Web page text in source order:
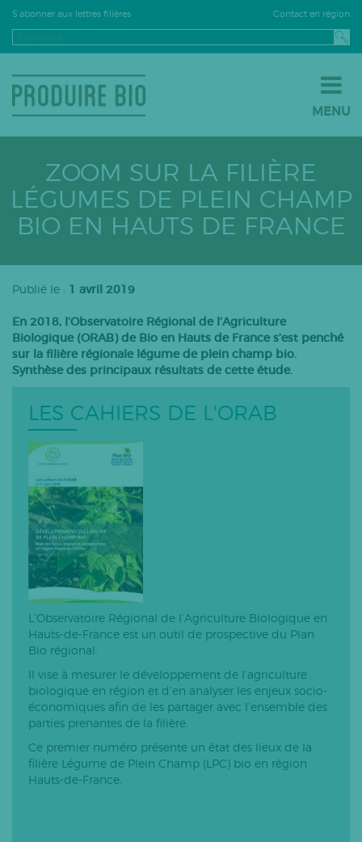
S’abonner aux lettres filières Contact en région
MENU
JE VENDS EN BIO
LE BIO PAR FILIÈRE
Grandes cultures
PPAM
Semences
Caprins
ZOOM SUR LA FILIÈRE
LÉGUMES DE PLEIN CHAMP
BIO EN HAUTS DE FRANCE
Publié le : 1 avril 2019
En 2018, l’Observatoire Régional de l’Agriculture
Biologique (ORAB) de Bio en Hauts de France s’est penché
sur la filière régionale légume de plein champ bio.
Synthèse des principaux résultats de cette étude.
LES CAHIERS DE L'ORAB
L’Observatoire Régional de l’Agriculture Biologique en
Hauts-de-France est un outil de prospective du Plan
Bio régional.
Il vise à mesurer le développement de l’agriculture
biologique en région et d’en analyser les enjeux socio-
économiques afin de les partager avec l’ensemble des
parties prenantes de la filière.
Ce premier numéro présente un état des lieux de la
filière Légume de Plein Champ (LPC) bio en région
Hauts-de-France.